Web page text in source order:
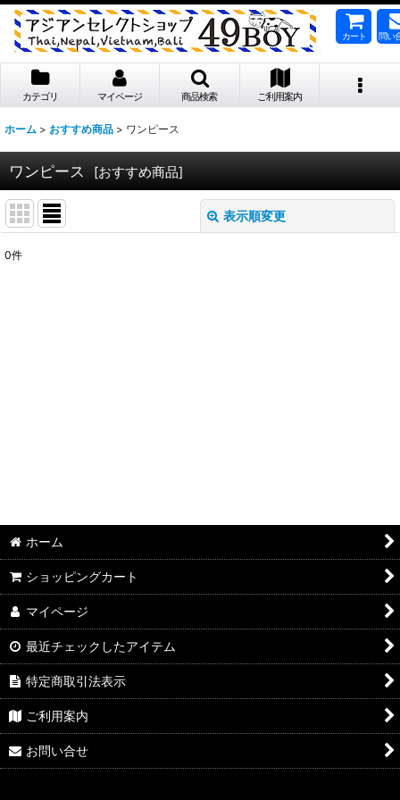
カート 問い
カテゴリ マイページ 商品検索 ご利用案内
ホーム > おすすめ商品 > ワンピース
ワンピース [おすすめ商品]
表示順変更
0件
ホーム
ショッピングカート
マイページ
最近チェックしたアイテム
特定商取引法表示
ご利用案内
お問い合せ